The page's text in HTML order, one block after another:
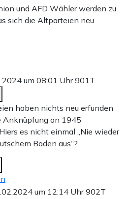
und AFD Wähler werden zu
sich die Altparteien neu
um 08:01 Uhr901T
haben nichts neu erfunden
Anknüpfung an 1945
es nicht einmal „Nie wieder
Boden aus“?
um 12:14 Uhr902T